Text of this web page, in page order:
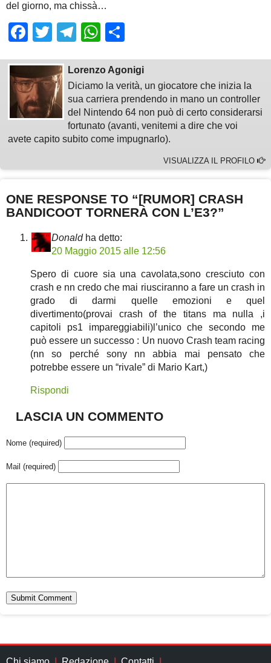
del giorno, ma chissà…
Facebook
TwitterTelegram
WhatsApp
Lorenzo Agonigi
Diciamo la verità, un giocatore che inizia la
sua carriera prendendo in mano un controller
del Nintendo 64 non può di certo considerarsi
fortunato (avanti, venitemi a dire che voi
avete capito subito come impugnarlo).
VISUALIZZA IL PROFILO
ONE RESPONSE TO “[RUMOR] CRASH
BANDICOOT TORNERÀ CON L’E3?”
Donald ha detto:
20 Maggio 2015 alle 12:56
Spero di cuore sia una cavolata,sono cresciuto con
crash e nn credo che mai riusciranno a fare un crash in
grado di darmi quelle emozioni e quel
divertimento(provai crash of the titans ma nulla ,i
capitoli ps1 impareggiabili)l’unico che secondo me
può essere un successo : Un nuovo Crash team racing
(nn so perché sony nn abbia mai pensato che
potrebbe essere un “rivale” di Mario Kart,)
Rispondi
LASCIA UN COMMENTO
Nome (required)
Mail (required)